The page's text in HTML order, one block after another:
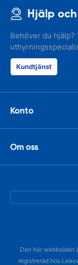
Hjälp
Behöver du hjälp?
Kundtjänst
Konto
Om oss
Den här webbsidan
registrerad hos